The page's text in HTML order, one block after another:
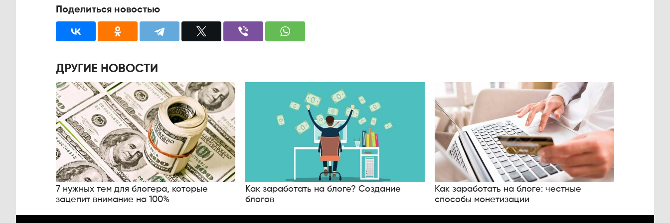
Поделиться новостью
ДРУГИЕ НОВОСТИ
7 нужных тем для блогера, которые
зацепит внимание на 100%
Как заработать на блоге? Создание
блогов
Как заработать на блоге: честные
способы монетизации